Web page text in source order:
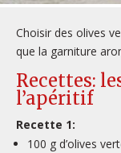
Choisir des olives
que la garniture
Recettes:
l’apéritif
Recette 1:
100 g d’olives